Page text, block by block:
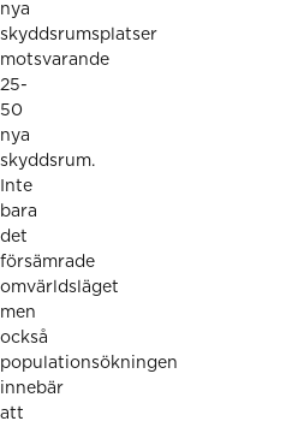
nya
skyddsrumsplatser
motsvarande
25-
50
nya
skyddsrum.
Inte
bara
det
försämrade
omvärldsläget
men
också
populationsökningen
innebär
att